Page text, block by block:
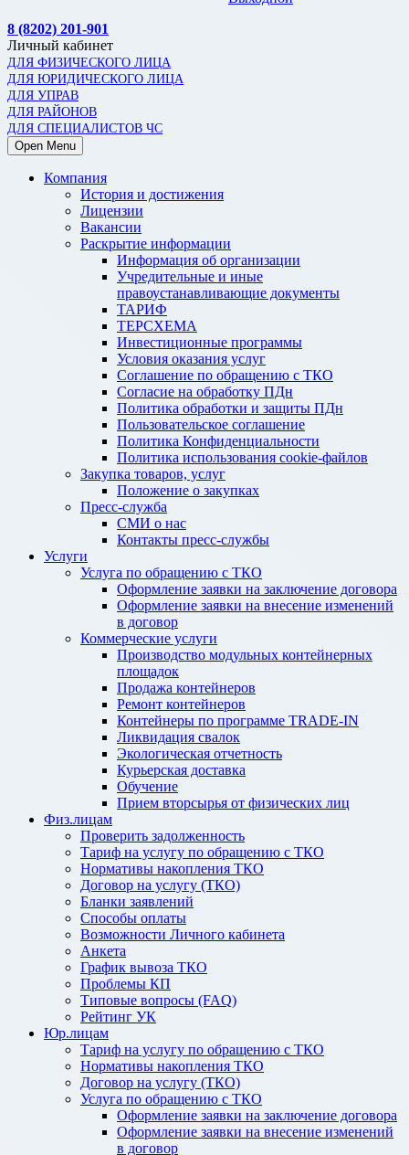
8 (8202) 201-901
Личный кабинет
ДЛЯ ФИЗИЧЕСКОГО ЛИЦА
ДЛЯ ЮРИДИЧЕСКОГО ЛИЦА
ДЛЯ УПРАВ
ДЛЯ РАЙОНОВ
ДЛЯ СПЕЦИАЛИСТОВ ЧС
Open Menu
Компания
История и достижения
Лицензии
Вакансии
Раскрытие информации
Информация об организации
Учредительные и иные
правоустанавливающие документы
ТАРИФ
ТЕРСХЕМА
Инвестиционные программы
Условия оказания услуг
Соглашение по обращению с ТКО
Согласие на обработку ПДн
Политика обработки и защиты ПДн
Пользовательское соглашение
Политика Конфиденциальности
Политика использования cookie-файлов
Закупка товаров, услуг
Положение о закупках
Пресс-служба
СМИ о нас
Контакты пресс-службы
Услуги
Услуга по обращению с ТКО
Оформление заявки на заключение договора
Оформление заявки на внесение изменений
в договор
Коммерческие услуги
Производство модульных контейнерных
площадок
Продажа контейнеров
Ремонт контейнеров
Контейнеры по программе TRADE-IN
Ликвидация свалок
Экологическая отчетность
Курьерская доставка
Обучение
Прием вторсырья от физических лиц
Физ.лицам
Проверить задолженность
Тариф на услугу по обращению с ТКО
Нормативы накопления ТКО
Договор на услугу (ТКО)
Бланки заявлений
Способы оплаты
Возможности Личного кабинета
Анкета
График вывоза ТКО
Проблемы КП
Типовые вопросы (FAQ)
Рейтинг УК
Юр.лицам
Тариф на услугу по обращению с ТКО
Нормативы накопления ТКО
Договор на услугу (ТКО)
Услуга по обращению с ТКО
Оформление заявки на заключение договора
Оформление заявки на внесение изменений
в договор